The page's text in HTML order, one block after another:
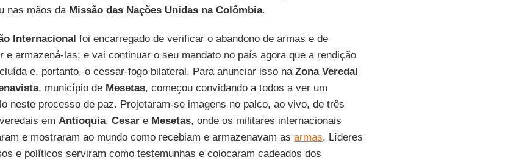
nas mãos da Missão das Nações Unidas na Colômbia.
Internacional foi encarregado de verificar o abandono de armas e de
e armazená-las; e vai continuar o seu mandato no país agora que a rendição
e, portanto, o cessar-fogo bilateral. Para anunciar isso na Zona Veredal
, município de Mesetas, começou convidando a todos a ver um
neste processo de paz. Projetaram-se imagens no palco, ao vivo, de três
em Antioquia, Cesare Mesetas, onde os militares internacionais
e mostraram ao mundo como recebiam e armazenavam as armas. Líderes
e políticos serviram como testemunhas e colocaram cadeados dos